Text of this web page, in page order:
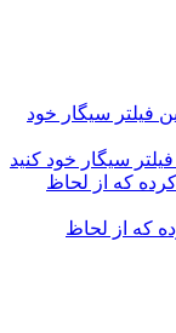
سیگار خود کنید
که از لحاظ